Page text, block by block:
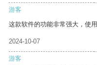
游客
这款软件的功能非常强大，使
2024-10-07
游客